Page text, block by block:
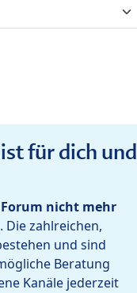
für dich und
nicht mehr
zahlreichen,
und sind
Beratung
Kanäle jederzeit